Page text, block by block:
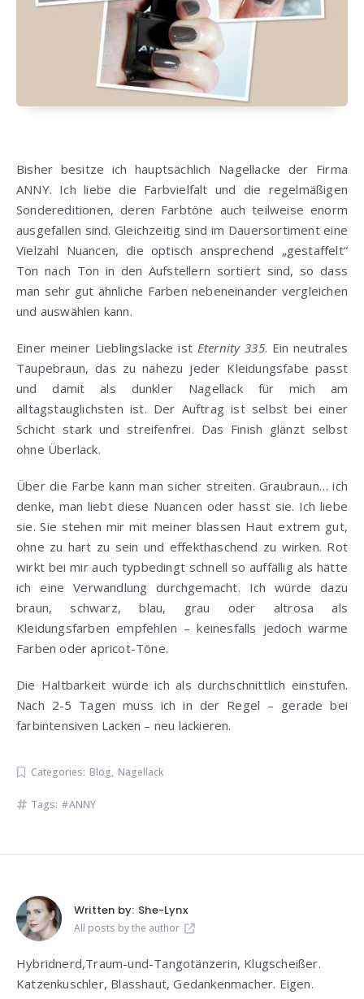
Bisher besitze ich hauptsächlich Nagellacke der Firma
ANNY. Ich liebe die Farbvielfalt und die regelmäßigen
Sondereditionen, deren Farbtöne auch teilweise enorm
ausgefallen sind. Gleichzeitig sind im Dauersortiment eine
Vielzahl Nuancen, die optisch ansprechend „gestaffelt“
Ton nach Ton in den Aufstellern sortiert sind, so dass
man sehr gut ähnliche Farben nebeneinander vergleichen
und auswählen kann.
Einer meiner Lieblingslacke ist Eternity 335. Ein neutrales
Taupebraun, das zu nahezu jeder Kleidungsfabe passt
und damit als dunkler Nagellack für mich am
alltagstauglichsten ist. Der Auftrag ist selbst bei einer
Schicht stark und streifenfrei. Das Finish glänzt selbst
ohne Überlack.
Über die Farbe kann man sicher streiten. Graubraun… ich
denke, man liebt diese Nuancen oder hasst sie. Ich liebe
sie. Sie stehen mir mit meiner blassen Haut extrem gut,
ohne zu hart zu sein und effekthaschend zu wirken. Rot
wirkt bei mir auch typbedingt schnell so auffällig als hätte
ich eine Verwandlung durchgemacht. Ich würde dazu
braun, schwarz, blau, grau oder altrosa als
Kleidungsfarben empfehlen – keinesfalls jedoch warme
Farben oder apricot-Töne.
Die Haltbarkeit würde ich als durchschnittlich einstufen.
Nach 2-5 Tagen muss ich in der Regel – gerade bei
farbintensiven Lacken – neu lackieren.
Categories: Blog, Nagellack
Tags: ANNY
Written by: She-Lynx
All posts by the author
Hybridnerd,Traum-und-Tangotänzerin, Klugscheißer.
Katzenkuschler, Blasshaut, Gedankenmacher. Eigen.